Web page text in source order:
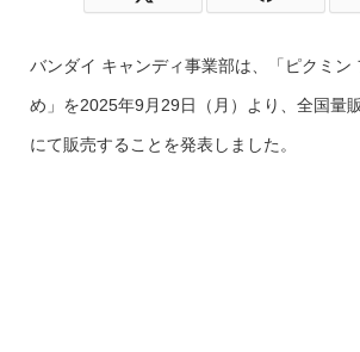
バンダイ キャンディ事業部は、「ピクミン
め」を2025年9月29日（月）より、全国量
にて販売することを発表しました。